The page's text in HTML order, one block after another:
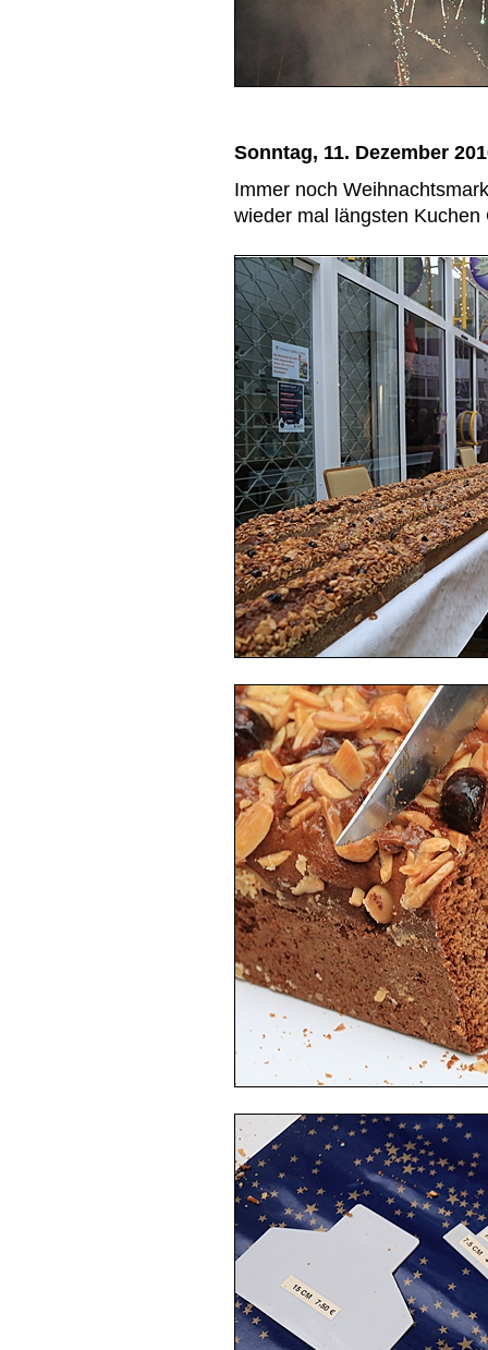
Sonntag, 11. Dezember
Immer noch
wieder mal längsten Kuchen